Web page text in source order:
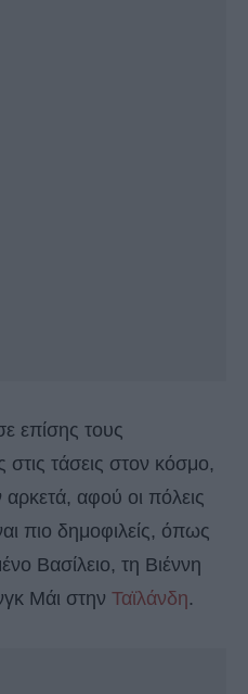
επίσης τους
τάσεις στον κόσμο,
αφού οι πόλεις
πιο δημοφιλείς, όπως
Βασίλειο, τη Βιέννη
Μάι στην Ταϊλάνδη.